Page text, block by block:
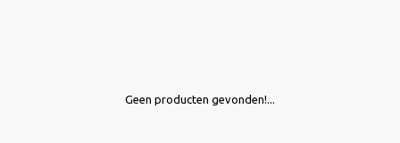
Geen producten gevonden!...